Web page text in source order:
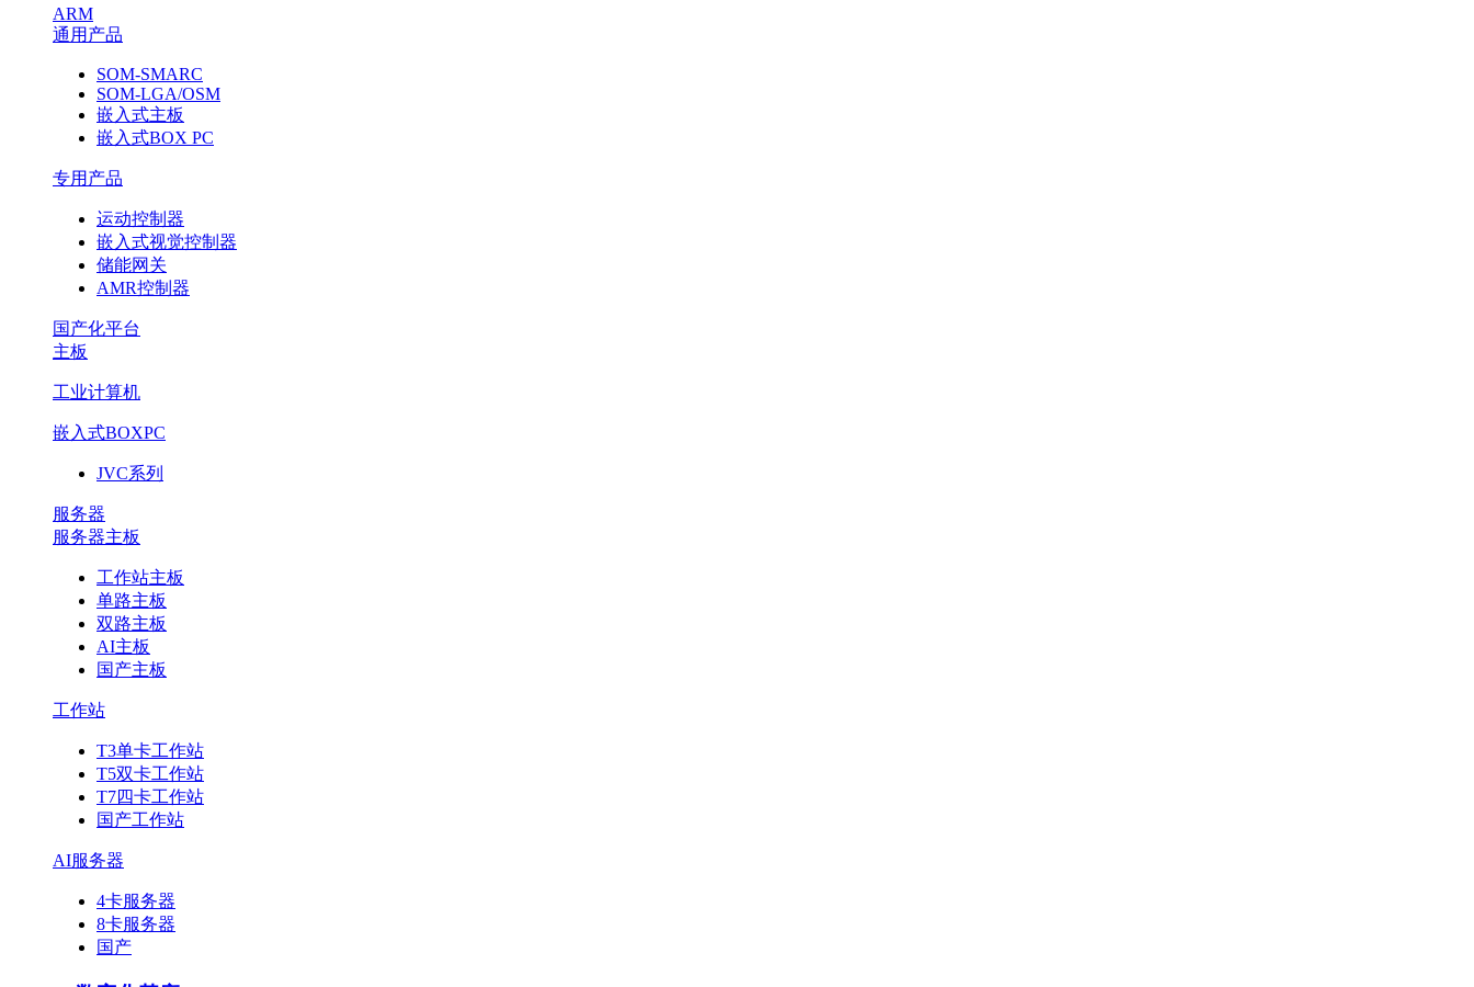
ARM
通用产品
SOM-SMARC
SOM-LGA/OSM
嵌入式主板
嵌入式BOX PC
专用产品
运动控制器
嵌入式视觉控制器
储能网关
AMR控制器
国产化平台
主板
工业计算机
嵌入式BOXPC
JVC系列
服务器
服务器主板
工作站主板
单路主板
双路主板
AI主板
国产主板
工作站
T3单卡工作站
T5双卡工作站
T7四卡工作站
国产工作站
AI服务器
4卡服务器
8卡服务器
国产